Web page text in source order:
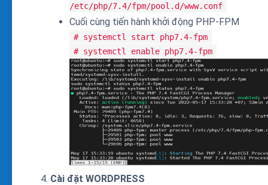
/etc/php/7.4/fpm/pool.d/www.conf
Cuối cùng tiến hành khởi động PHP-FPM
# systemctl start php7.4-fpm
# systemctl enable php7.4-fpm
Cài đặt WORDPRESS